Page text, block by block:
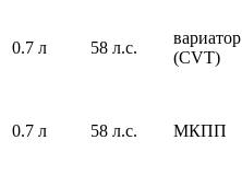
0.7 л 58 л.с.
вариатор
(CVT)
0.7 л 58 л.с. МКПП